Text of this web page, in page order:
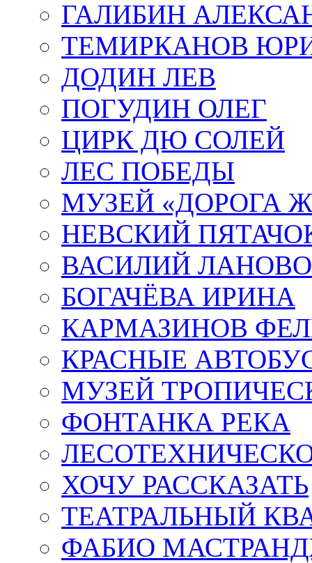
ГАЛИБИН
ТЕМИРКАНОВ
ДОДИН ЛЕВ
ПОГУДИН ОЛЕГ
ЦИРК ДЮ СОЛЕЙ
ЛЕС ПОБЕДЫ
МУЗЕЙ «ДОРОГА
НЕВСКИЙ
ВАСИЛИЙ
БОГАЧЁВА ИРИНА
КАРМАЗИНОВ
КРАСНЫЕ
МУЗЕЙ
ФОНТАНКА РЕКА
ХОЧУ РАССКАЗАТЬ
ТЕАТРАЛЬНЫЙ
ФАБИО